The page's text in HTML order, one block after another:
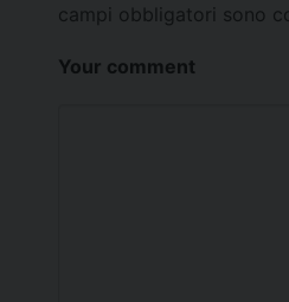
campi obbligatori sono
Your comment